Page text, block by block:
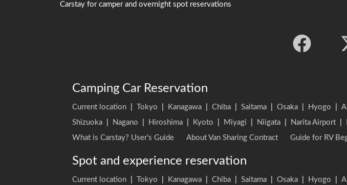
Carstay for camper and overnight spot reservations
Camping Car Reservation
Current location Tokyo Kanagawa Chiba Saitama Osaka Hyogo
Shizuoka
Nagano Hiroshima Kyoto Miyagi Niigata Narita Airport
What is Carstay? User's Guide
About Van Sharing Contract Guide for RV
Spot and experience reservation
Current location Tokyo Kanagawa Chiba Saitama Osaka Hyogo